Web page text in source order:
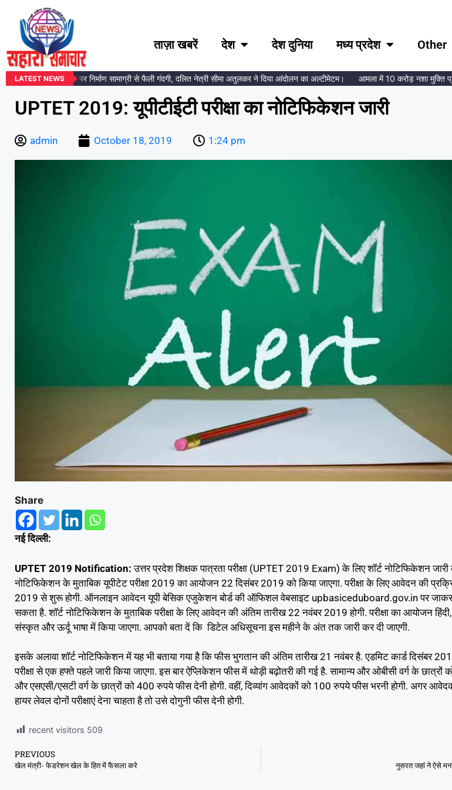
ताज़ा खबरें देश देश दुनिया मध्य प्रदेश Other
LATEST NEWS
प्रतिमा स्थल पर निर्माण सामाग्री से फैली गंदगी, दलित नेत्री सीमा अतुलकर ने दिया आंदोलन का अल्टीमेटम। आमला में 10 करोड़ नशा मुक्ति
UPTET 2019: यूपीटीईटी परीक्षा का नोटिफिकेशन जारी
admin October 18, 2019 1:24 pm
Share
नई दिल्‍ली:
UPTET 2019 Notification: उत्तर प्रदेश शिक्षक पात्रता परीक्षा (UPTET 2019 Exam) के लिए शॉर्ट नोटिफिकेशन जारी
नोटिफिकेशन के मुताबिक यूपीटेट परीक्षा 2019 का आयोजन 22 दिसंबर 2019 को किया जाएगा. परीक्षा के लिए आवेदन की
2019 से शुरू होगी. ऑनलाइन आवेदन यूपी बेसिक एजुकेशन बोर्ड की ऑफिशल वेबसाइट upbasiceduboard.gov.in पर जाकर
सकता है. शॉर्ट नोटिफिकेशन के मुताबिक परीक्षा के लिए आवेदन की अंतिम तारीख 22 नवंबर 2019 होगी. परीक्षा का आयोजन
संस्कृत और ऊर्दू भाषा में किया जाएगा. आपको बता दें कि डिटेल अधिसूचना इस महीने के अंत तक जारी कर दी जाएगी.
इसके अलावा शॉर्ट नोटिफिकेशन में यह भी बताया गया है कि फीस भुगतान की अंतिम तारीख 21 नवंबर है. एडमिट कार्ड दिसंबर
परीक्षा से एक हफ्ते पहले जारी किया जाएगा. इस बार ऐप्लिकेशन फीस में थोड़ी बढ़ोतरी की गई है. सामान्य और ओबीसी वर्ग के
और एसएसी/एसटी वर्ग के छात्रों को 400 रुपये फीस देनी होगी. वहीं, दिव्यांग आवेदकों को 100 रुपये फीस भरनी होगी. अगर
हायर लेवल दोनों परीक्षाएं देना चाहता है तो उसे दोगुनी फीस देनी होगी.
recent visitors 509
PREVIOUS
खेल मंत्री- फेडरेशन खेल के हित में फैसला करे
नुसरत जहां ने ऐसे